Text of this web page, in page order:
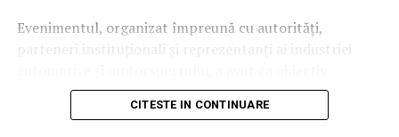
Medicul poate lua în considerare raportul talie–
înălțime, impactul asupra sănătății, calitatea vieții,
că doar 20% dintre românii care trăiesc cu obezitate se
declară îngrijorați de starea lor de sănătate din prezent
Evenimentul, organizat împreună cu autorități,
parteneri instituționali și reprezentanți ai industriei
principal transformarea prevenției într-o experiență
practică și accesibilă publicului larg.
CITESTE IN CONTINUARE